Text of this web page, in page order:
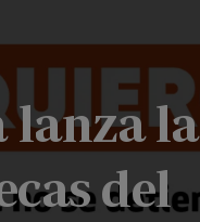
lanza la
del